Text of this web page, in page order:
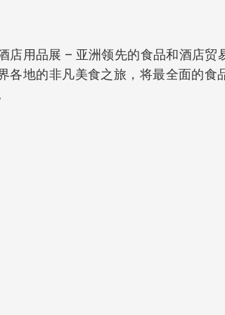
店用品展 – 亚洲领先的食品和酒店
各地的非凡美食之旅，将最全面的食